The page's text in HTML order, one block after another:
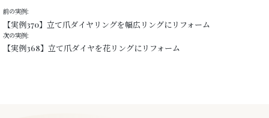
前の実例:
【実例370】立て爪ダイヤリングを幅広リングにリフォーム
次の実例:
【実例368】立て爪ダイヤを花リングにリフォーム